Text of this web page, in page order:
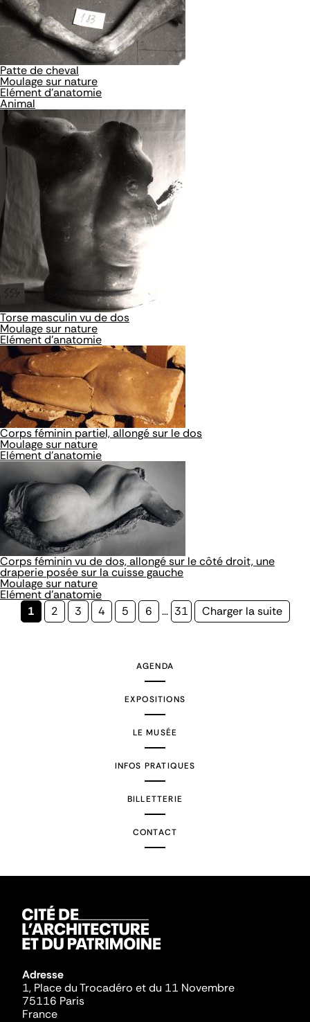
Patte de cheval
Moulage sur nature
Elément d'anatomie
Animal
Torse masculin vu de dos
Moulage sur nature
Elément d'anatomie
Corps féminin partiel, allongé sur le dos
Moulage sur nature
Elément d'anatomie
Corps féminin vu de dos, allongé sur le côté droit, une
draperie posée sur la cuisse gauche
Moulage sur nature
Elément d'anatomie
Page
1 Page
2 Page
3 Page
4 Page
5 Page
6 … Page
31
Page
Charger la suite
AGENDA
EXPOSITIONS
LE MUSÉE
INFOS PRATIQUES
BILLETTERIE
CONTACT
Adresse
1, Place du Trocadéro et du 11 Novembre
75116 Paris
France